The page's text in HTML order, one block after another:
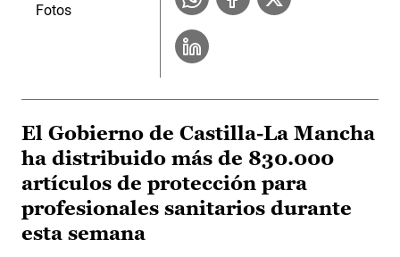
Fotos
El Gobierno de Castilla-La Mancha
ha distribuido más de 830.000
artículos de protección para
profesionales sanitarios durante
esta semana